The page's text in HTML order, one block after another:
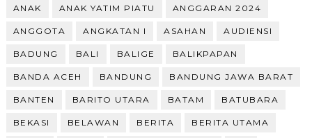
ANAK ANAK YATIM PIATU ANGGARAN 2024
ANGGOTA ANGKATAN I ASAHAN AUDIENSI
BADUNG BALI BALIGE BALIKPAPAN
BANDA ACEH BANDUNG BANDUNG JAWA BARAT
BANTEN BARITO UTARA BATAM BATUBARA
BEKASI BELAWAN BERITA BERITA UTAMA